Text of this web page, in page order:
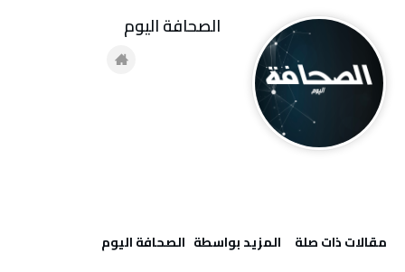
‫مقالات ذات صلة‬ ‫‫المزيد بواسطة‬ ‬ ‭ ‬الصحافة‭ ‬اليوم